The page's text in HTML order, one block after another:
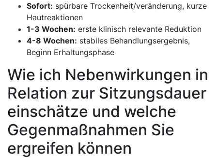
Sofort: spürbare Trockenheit/veränderung, kurze
Hautreaktionen
1-3 Wochen: ⁣erste ⁢klinisch relevante ‍Reduktion
4-8 Wochen: stabiles⁣ Behandlungsergebnis,
⁤Beginn Erhaltungsphase
Wie ‌ich ⁢Nebenwirkungen in
Relation zur Sitzungsdauer
einschätze ‍und welche ​
Gegenmaßnahmen Sie
ergreifen können